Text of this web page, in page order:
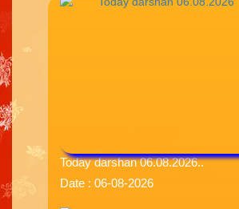
Today darshan 06.08.2026..
Date : 06-08-2026